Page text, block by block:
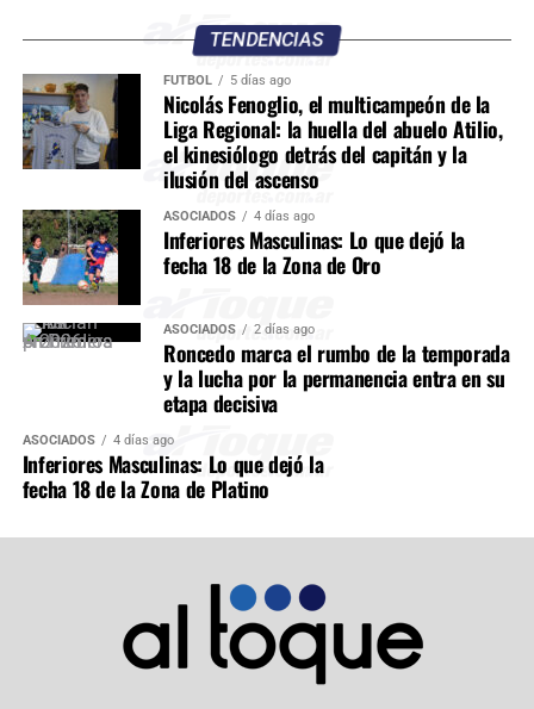
TENDENCIAS
FÚTBOL 5 días ago
Nicolás Fenoglio, el multicampeón de la
Liga Regional: la huella del abuelo Atilio,
el kinesiólogo detrás del capitán y la
ilusión del ascenso
ASOCIADOS 4 días ago
Inferiores Masculinas: Lo que dejó la
fecha 18 de la Zona de Oro
ASOCIADOS 2 días ago
Roncedo marca el rumbo de la temporada
y la lucha por la permanencia entra en su
etapa decisiva
ASOCIADOS 4 días ago
Inferiores Masculinas: Lo que dejó la
fecha 18 de la Zona de Platino